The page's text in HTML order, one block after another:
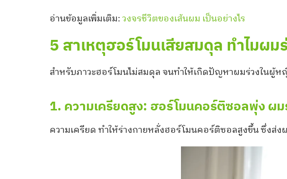
อ่านข้อมูลเพิ่มเติม:วงจรชีวิตของเส้นผม เป็นอย่างไร
5 สาเหตุฮอร์โมนเสียสมดุล ทำไมผ
สำหรับภาวะฮอร์โมนไม่สมดุล จนทำให้เกิดปัญหาผมร่วงในผู้ห
1. ความเครียดสูง: ฮอร์โมนคอร์ติซอลพุ่ง ผ
ความเครียด ทำให้ร่างกายหลั่งฮอร์โมนคอร์ติซอลสูงขึ้น ซึ่งส่ง